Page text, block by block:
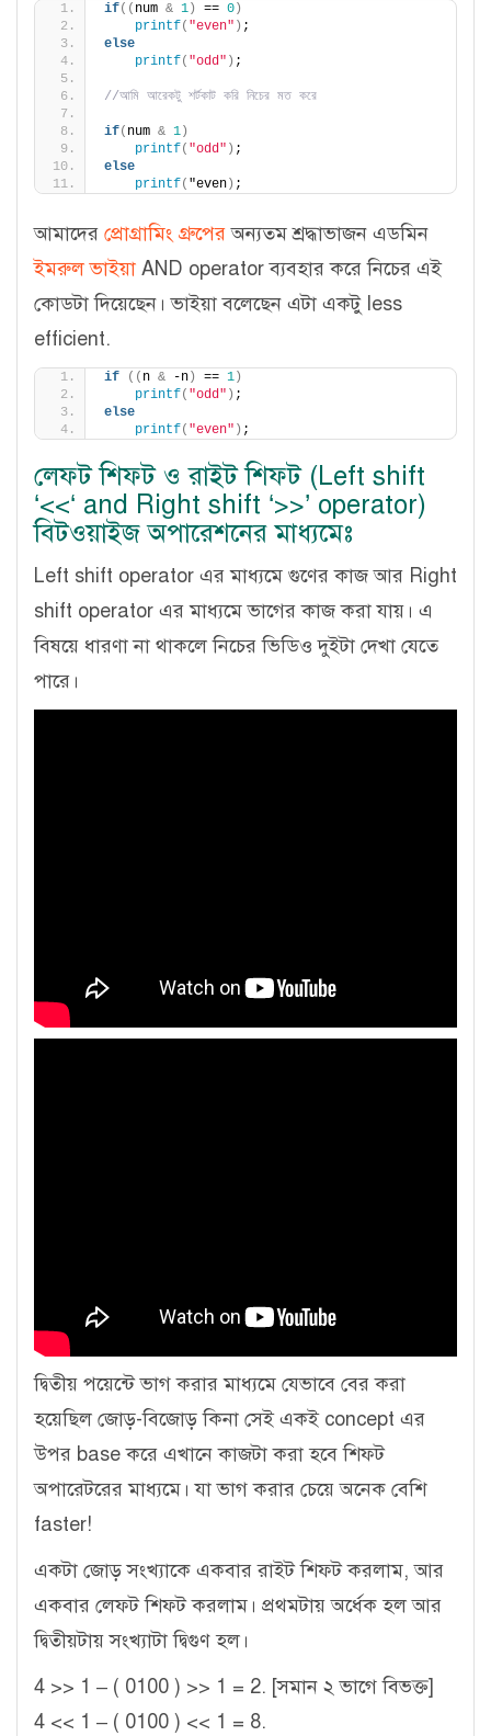
if(( num & 1 ) == 0 )
printf( "even" ) ;
else
printf( "odd" ) ;
//আমি আরেকটু শর্টকাট করি নিচের মত করে
if( num & 1 )
printf( "odd" ) ;
else
printf( "even ) ;
আমাদের প্রোগ্রামিং গ্রুপেরঅন্যতম শ্রদ্ধাভাজন এডমিন
ইমরুল ভাইয়া AND operator ব্যবহার করে নিচের এই
কোডটা দিয়েছেন। ভাইয়া বলেছেন এটা একটু less
efficient.
if (( n & -n ) == 1 )
printf( "odd" ) ;
else
printf( "even" ) ;
লেফট শিফট ও রাইট শিফট (Left shift
‘<<‘ and Right shift ‘>>’ operator)
বিটওয়াইজ অপারেশনের মাধ্যমেঃ
Left shift operator এর মাধ্যমে গুণের কাজ আর Right
shift operator এর মাধ্যমে ভাগের কাজ করা যায়। এ
বিষয়ে ধারণা না থাকলে নিচের ভিডিও দুইটা দেখা যেতে
পারে।
দ্বিতীয় পয়েন্টে ভাগ করার মাধ্যমে যেভাবে বের করা
হয়েছিল জোড়-বিজোড় কিনা সেই একই concept এর
উপর base করে এখানে কাজটা করা হবে শিফট
অপারেটরের মাধ্যমে। যা ভাগ করার চেয়ে অনেক বেশি
faster!
একটা জোড় সংখ্যাকে একবার রাইট শিফট করলাম, আর
একবার লেফট শিফট করলাম। প্রথমটায় অর্ধেক হল আর
দ্বিতীয়টায় সংখ্যাটা দ্বিগুণ হল।
4 >> 1 – ( 0100 ) >> 1 = 2. [সমান ২ ভাগে বিভক্ত]
4 << 1 – ( 0100 ) << 1 = 8.